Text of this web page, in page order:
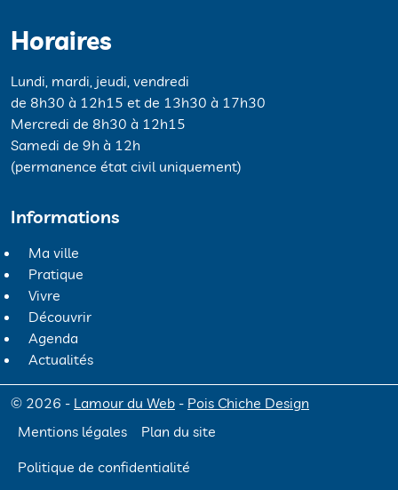
Horaires
Lundi, mardi, jeudi, vendredi
de 8h30 à 12h15 et de 13h30 à 17h30
Mercredi de 8h30 à 12h15
Samedi de 9h à 12h
(permanence état civil uniquement)
Informations
Ma ville
Pratique
Vivre
Découvrir
Agenda
Actualités
© 2026 - Lamour du Web - Pois Chiche Design
Mentions légales
Plan du site
Politique de confidentialité